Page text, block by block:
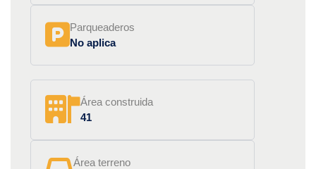
Parqueaderos
No aplica
Área construida
41
Área terreno